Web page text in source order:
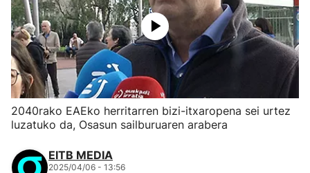
2040rako EAEko herritarren bizi-itxaropena sei urtez
luzatuko da, Osasun sailburuaren arabera
EITB MEDIA
2025/04/06 - 13:56